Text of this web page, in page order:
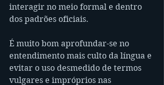
interagir no meio formal e dentro
dos padrões oficiais.
É muito bom aprofundar-se no
entendimento mais culto da língua e
evitar o uso desmedido de termos
vulgares e impróprios nas